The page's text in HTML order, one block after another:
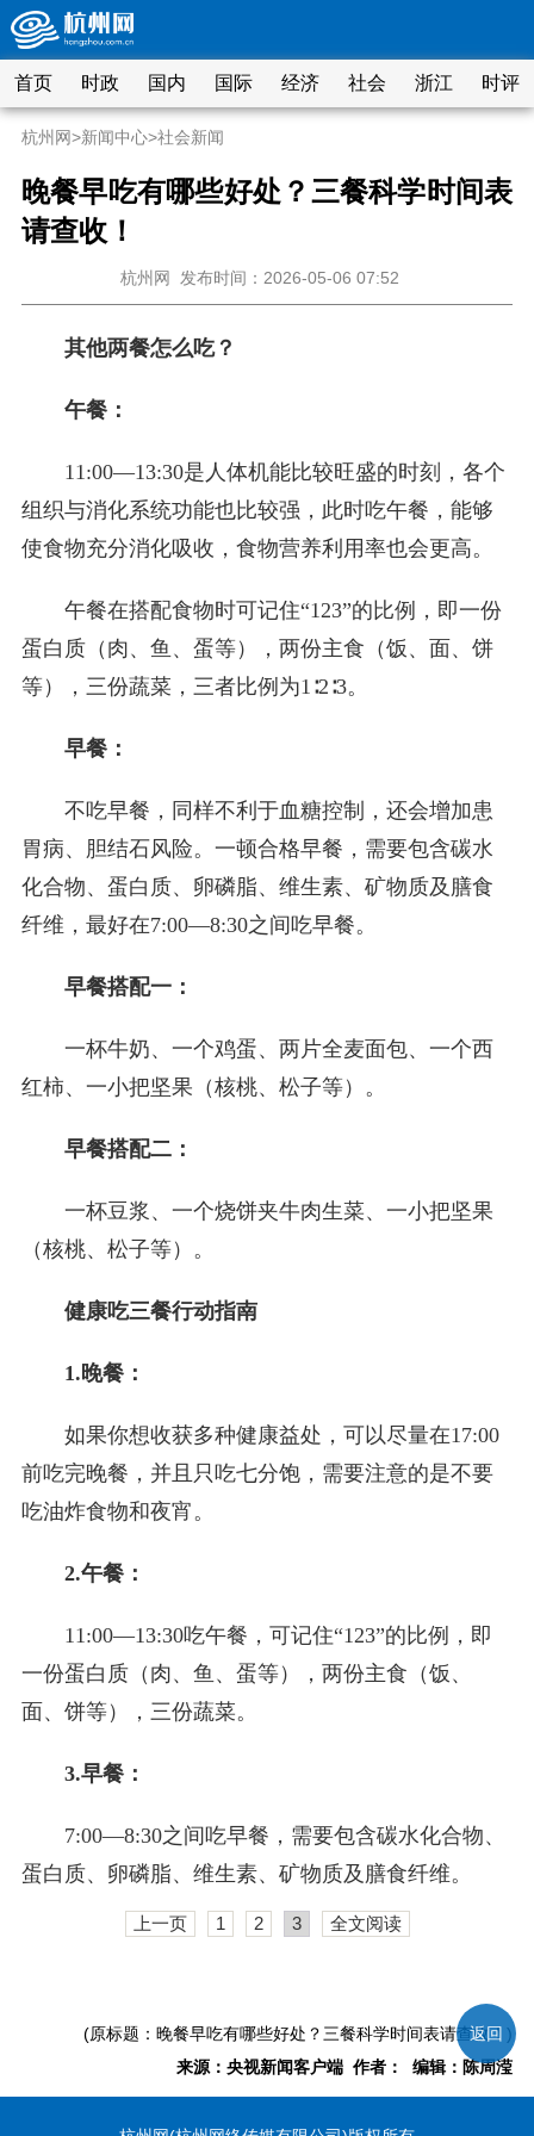
首页 时政 国内 国际 经济 社会 浙江 时评
杭州网>新闻中心>社会新闻
晚餐早吃有哪些好处？三餐科学时间表
请查收！
杭州网 发布时间：2026-05-06 07:52
其他两餐怎么吃？
午餐：
11:00—13:30是人体机能比较旺盛的时刻，各个
组织与消化系统功能也比较强，此时吃午餐，能够
使食物充分消化吸收，食物营养利用率也会更高。
午餐在搭配食物时可记住“123”的比例，即一份
蛋白质（肉、鱼、蛋等），两份主食（饭、面、饼
等），三份蔬菜，三者比例为1∶2∶3。
早餐：
不吃早餐，同样不利于血糖控制，还会增加患
胃病、胆结石风险。一顿合格早餐，需要包含碳水
化合物、蛋白质、卵磷脂、维生素、矿物质及膳食
纤维，最好在7:00—8:30之间吃早餐。
早餐搭配一：
一杯牛奶、一个鸡蛋、两片全麦面包、一个西
红柿、一小把坚果（核桃、松子等）。
早餐搭配二：
一杯豆浆、一个烧饼夹牛肉生菜、一小把坚果
（核桃、松子等）。
健康吃三餐行动指南
1.晚餐：
如果你想收获多种健康益处，可以尽量在17:00
前吃完晚餐，并且只吃七分饱，需要注意的是不要
吃油炸食物和夜宵。
2.午餐：
11:00—13:30吃午餐，可记住“123”的比例，即
一份蛋白质（肉、鱼、蛋等），两份主食（饭、
面、饼等），三份蔬菜。
3.早餐：
7:00—8:30之间吃早餐，需要包含碳水化合物、
蛋白质、卵磷脂、维生素、矿物质及膳食纤维。
上一页 1 2 3 全文阅读
(原标题：晚餐早吃有哪些好处？三餐科学时间表请查收！)
来源：央视新闻客户端 作者： 编辑：陈周滢
返回